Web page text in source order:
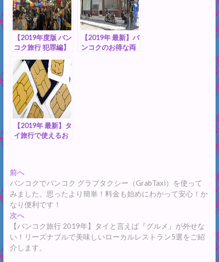
う。
【2019年度版 バン
コク旅行 犯罪編】
者の犯罪トラブル
を考えてみまし
た。備えあれば憂
いなし、せっかく
の旅行で事故、ト
ラブルに合わない
ために！
【2019年 最新】バ
ンコクのお得な両
【2019年 最新】タ
イ旅行で使えるお
詳しく解説いたし
ます。
投
稿
ナ
ビ
ゲ
ー
前へ過
去
の
投
稿:
バンコクでバンコク グラブタクシー（GrabTaxi）を使って
みました。思ったより簡単！料金も始めにわかって安心！か
なり便利です！
次へ次
の
投
稿:
【バンコク旅行 2019年】タイと言えば『グルメ』が外せな
い！リーズナブルで美味しいローカルレストラン5選をご紹
介します。